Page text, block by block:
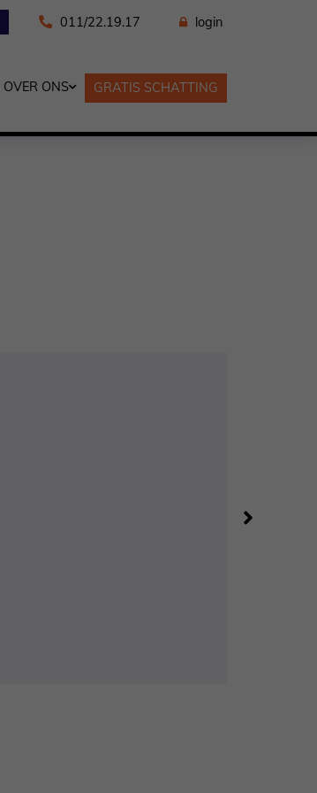
011/22.19.17 login
OVER ONS GRATIS SCHATTING